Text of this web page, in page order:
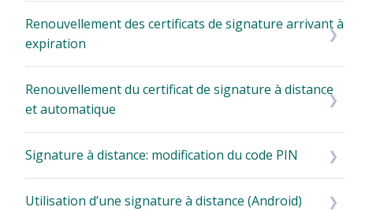
Renouvellement des certificats de signature arrivant à
expiration
Renouvellement du certificat de signature à distance
et automatique
Signature à distance: modification du code PIN
Utilisation d’une signature à distance (Android)